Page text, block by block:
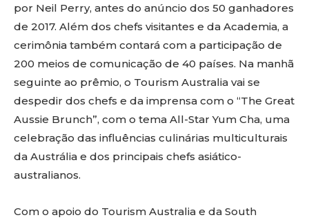
por Neil Perry, antes do anúncio dos 50 ganhadores
de 2017. Além dos chefs visitantes e da Academia, a
cerimônia também contará com a participação de
200 meios de comunicação de 40 países. Na manhã
seguinte ao prêmio, o Tourism Australia vai se
despedir dos chefs e da imprensa com o “The Great
Aussie Brunch”, com o tema All-Star Yum Cha, uma
celebração das influências culinárias multiculturais
da Austrália e dos principais chefs asiático-
australianos.
Com o apoio do Tourism Australia e da South